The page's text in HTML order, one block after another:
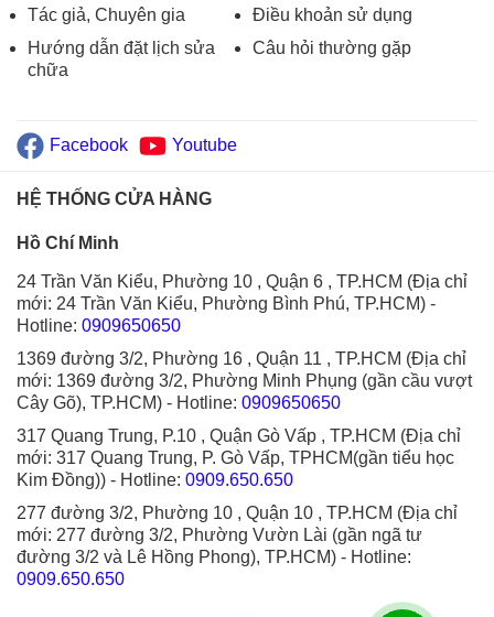
Tác giả, Chuyên gia
Hướng dẫn đặt lịch sửa
chữa
Điều khoản sử dụng
Câu hỏi thường gặp
Facebook Youtube
HỆ THỐNG CỬA HÀNG
Hồ Chí Minh
24 Trần Văn Kiểu, Phường 10 , Quận 6 , TP.HCM (Địa chỉ
mới: 24 Trần Văn Kiểu, Phường Bình Phú, TP.HCM) -
Hotline: 0909650650
1369 đường 3/2, Phường 16 , Quận 11 , TP.HCM (Địa chỉ
mới: 1369 đường 3/2, Phường Minh Phụng (gần cầu vượt
Cây Gõ), TP.HCM) - Hotline: 0909650650
317 Quang Trung, P.10 , Quận Gò Vấp , TP.HCM (Địa chỉ
mới: 317 Quang Trung, P. Gò Vấp, TPHCM(gần tiểu học
Kim Đồng)) - Hotline: 0909.650.650
277 đường 3/2, Phường 10 , Quận 10 , TP.HCM (Địa chỉ
mới: 277 đường 3/2, Phường Vườn Lài (gần ngã tư
đường 3/2 và Lê Hồng Phong), TP.HCM) - Hotline:
0909.650.650